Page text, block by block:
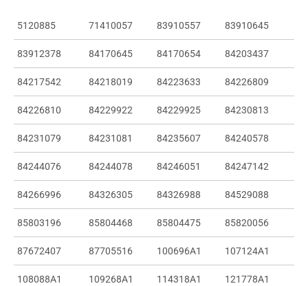
5120885 71410057 83910557 83910645
83912378 84170645 84170654 84203437
84217542 84218019 84223633 84226809
84226810 84229922 84229925 84230813
84231079 84231081 84235607 84240578
84244076 84244078 84246051 84247142
84266996 84326305 84326988 84529088
85803196 85804468 85804475 85820056
87672407 87705516 100696A1 107124A1
108088A1 109268A1 114318A1 121778A1